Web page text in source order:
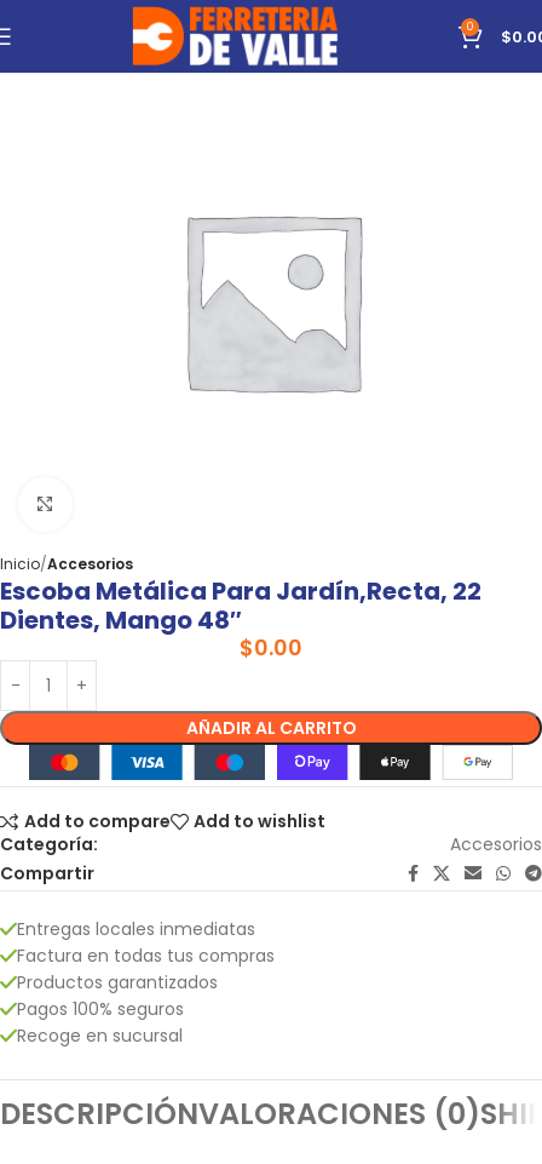
0 $
Inicio Accesorios
Escoba Metálica Para Jardín,recta, 22
Dientes, Mango 48″
$0.00
AÑADIR AL CARRITO
Add to compare
Add to wishlist
Categoría:
Accesorios
Compartir
Entregas locales inmediatas
Factura en todas tus compras
Productos garantizados
Pagos 100% seguros
Recoge en sucursal
DESCRIPCIÓNVALORACIONES (0)